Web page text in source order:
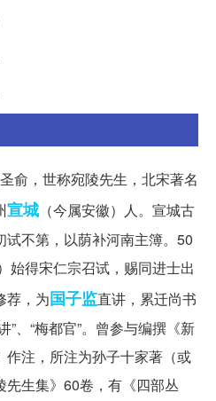
俞，世称宛陵先生，北宋著名
宣城 （今属安徽）人。宣城古
不第，以荫补河南主簿。50
始得宋仁宗召试，赐同进士出
荐，为国子监直讲，累迁尚书
”、“梅都官”。曾参与编撰《新
作注，所注为孙子十家著（或
生集》60卷，有《四部丛